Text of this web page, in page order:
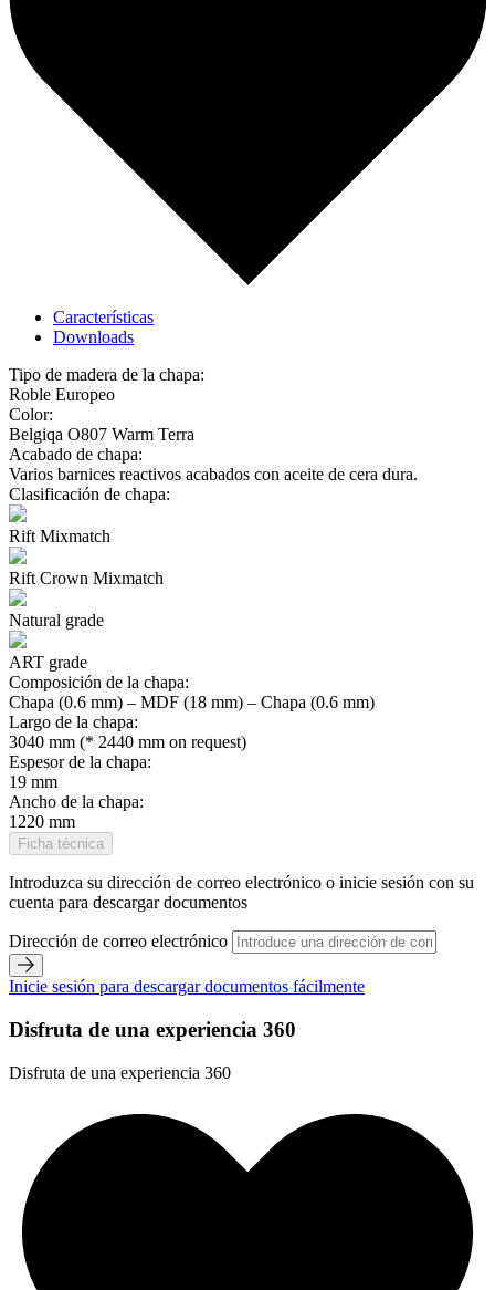
Características
Downloads
Tipo de madera de la chapa:
Roble Europeo
Color:
Belgiqa O807 Warm Terra
Acabado de chapa:
Varios barnices reactivos acabados con aceite de cera dura.
Clasificación de chapa:
Rift Mixmatch
Rift Crown Mixmatch
Natural grade
ART grade
Composición de la chapa:
Chapa (0.6 mm) – MDF (18 mm) – Chapa (0.6 mm)
Largo de la chapa:
3040 mm (* 2440 mm on request)
Espesor de la chapa:
19 mm
Ancho de la chapa:
1220 mm
Ficha técnica
Introduzca su dirección de correo electrónico o inicie sesión con su
cuenta para descargar documentos
Dirección de correo electrónico
Inicie sesión para descargar documentos fácilmente
Disfruta de una experiencia 360
Disfruta de una experiencia 360